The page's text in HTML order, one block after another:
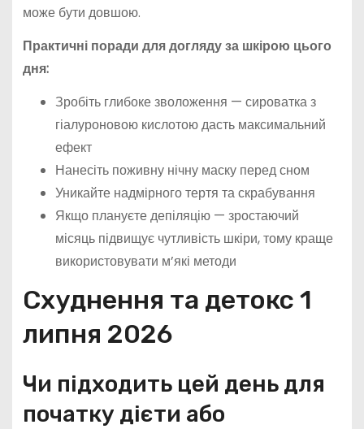
може бути довшою.
Практичні поради для догляду за шкірою цього
дня:
Зробіть глибоке зволоження — сироватка з
гіалуроновою кислотою дасть максимальний
ефект
Нанесіть поживну нічну маску перед сном
Уникайте надмірного тертя та скрабування
Якщо плануєте депіляцію — зростаючий
місяць підвищує чутливість шкіри, тому краще
використовувати м’які методи
Схуднення та детокс 1
липня 2026
Чи підходить цей день для
початку дієти або